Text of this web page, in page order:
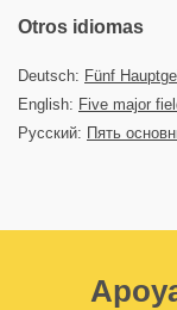
Otros idiomas
Deutsch: Fünf
English: Five major
Русский: Пять